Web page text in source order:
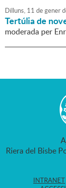
Dilluns, 11 degener
Tertúlia de
moderada per
Riera del Bisbe
INTRANET